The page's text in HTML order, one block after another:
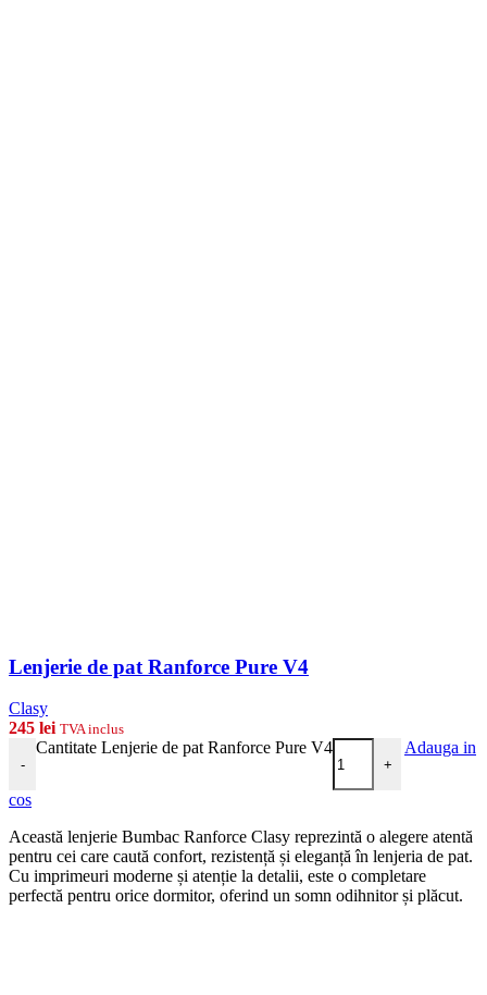
Lenjerie de pat Ranforce Pure V4
Clasy
245 lei TVA inclus
-
Cantitate Lenjerie de pat Ranforce Pure V4
+
Adauga in
cos
Această lenjerie Bumbac Ranforce Clasy reprezintă o alegere atentă
pentru cei care caută confort, rezistență și eleganță în lenjeria de pat.
Cu imprimeuri moderne și atenție la detalii, este o completare
perfectă pentru orice dormitor, oferind un somn odihnitor și plăcut.